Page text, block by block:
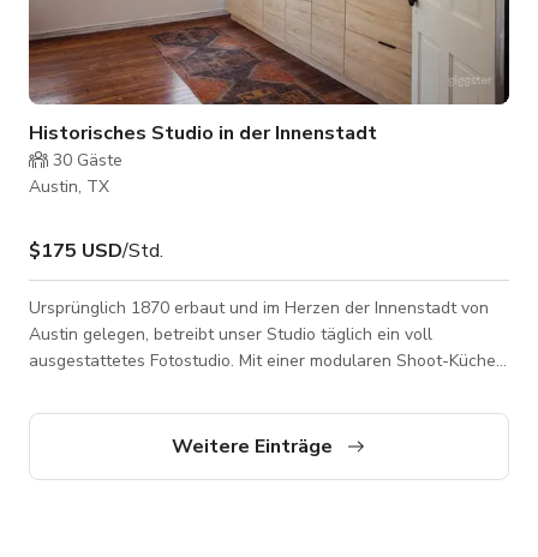
Historisches Studio in der Innenstadt
30 Gäste
Austin, TX
$175 USD/Std.
Ursprünglich 1870 erbaut und im Herzen der Innenstadt von
Austin gelegen, betreibt unser Studio täglich ein voll
ausgestattetes Fotostudio. Mit einer modularen Shoot-Küche
für Fotografen, Küchenkreative, Lebensmittel- und
Getränkemarken, Produktaufnahmen sowie kleine Workshops
Weitere Einträge